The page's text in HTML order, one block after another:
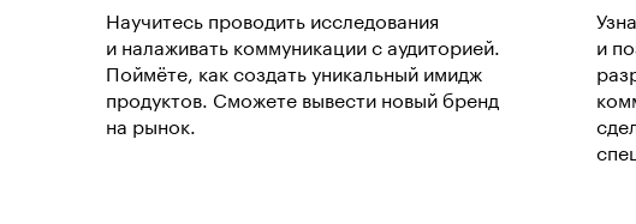
Научитесь проводить исследования
и налаживать коммуникации с аудиторией.
Поймёте, как создать уникальный имидж
продуктов. Сможете вывести новый бренд
на рынок.
и